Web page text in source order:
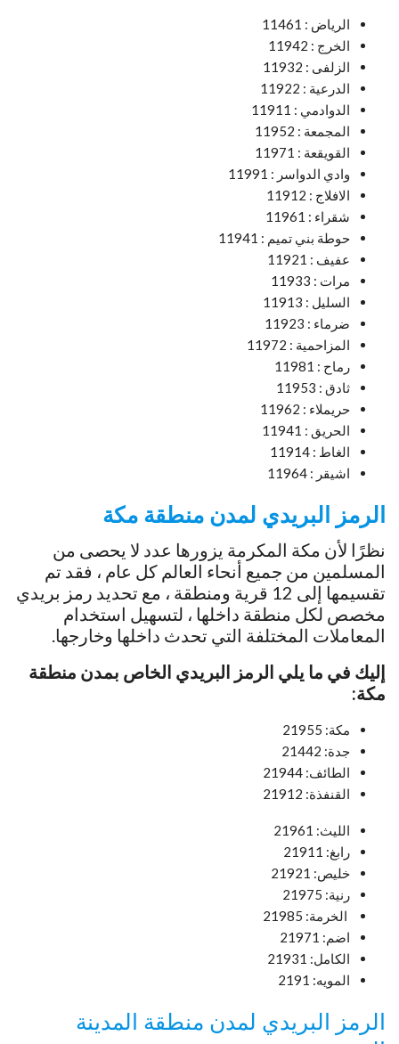
الرياض : 11461
الخرج : 11942
الزلفى : 11932
الدرعية : 11922
الدوادمي : 11911
المجمعة : 11952
القويقعة : 11971
وادي الدواسر : 11991
الافلاج : 11912
شقراء : 11961
حوطة بني تميم : 11941
عفيف : 11921
مرات : 11933
السليل : 11913
ضرماء : 11923
المزاحمية : 11972
رماح : 11981
ثادق : 11953
حريملاء : 11962
الحريق : 11941
الغاط : 11914
اشيقر : 11964
الرمز البريدي لمدن منطقة مكة
نظرًا لأن مكة المكرمة يزورها عدد لا يحصى من
المسلمين من جميع أنحاء العالم كل عام ، فقد تم
تقسيمها إلى 12 قرية ومنطقة ، مع تحديد رمز بريدي
مخصص لكل منطقة داخلها ، لتسهيل استخدام
المعاملات المختلفة التي تحدث داخلها وخارجها.
إليك في ما يلي الرمز البريدي الخاص بمدن منطقة
مكة:
مكة: 21955
جدة: 21442
الطائف: 21944
القنفذة: 21912
الليث: 21961
رابغ: 21911
خليص: 21921
رنية: 21975
الخرمة: 21985
اضم: 21971
الكامل: 21931
المويه: 2191
الرمز البريدي لمدن منطقة المدينة